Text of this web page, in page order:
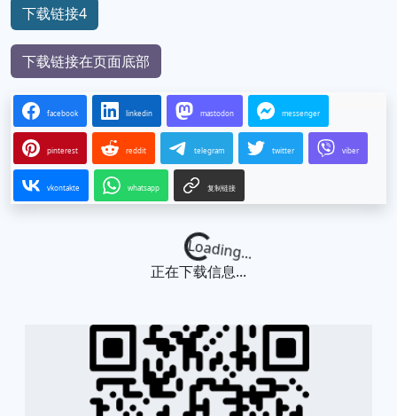
下载链接4
下载链接在页面底部
facebook linkedin mastodon messenger
pinterest reddit telegram twitter viber
vkontakte whatsapp 复制链接
Loading...
正在下载信息...